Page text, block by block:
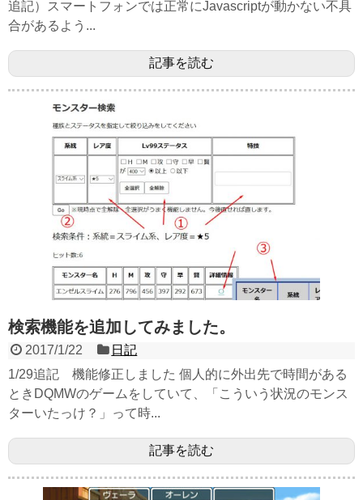
追記）スマートフォンでは正常にJavascriptが動かない不具
合があるよう...
記事を読む
検索機能を追加してみました。
2017/1/22
日記
1/29追記 機能修正しました 個人的に外出先で時間がある
ときDQMWのゲームをしていて、「こういう状況のモンス
ターいたっけ？」って時...
記事を読む